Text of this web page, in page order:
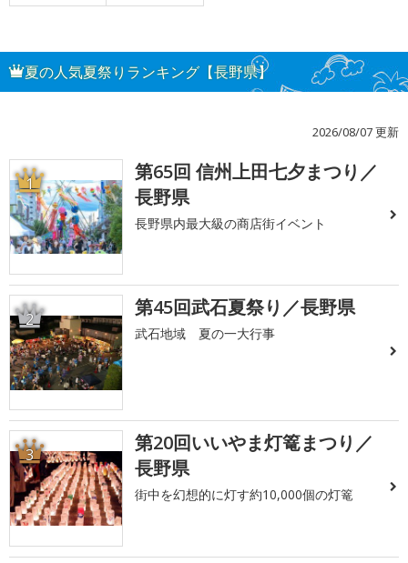
夏の人気夏祭りランキング【長野県】
2026/08/07 更新
1
第65回 信州上田七夕まつり／
長野県
長野県内最大級の商店街イベント
2 第45回武石夏祭り／長野県
武石地域 夏の一大行事
3
第20回いいやま灯篭まつり／
長野県
街中を幻想的に灯す約10,000個の灯篭